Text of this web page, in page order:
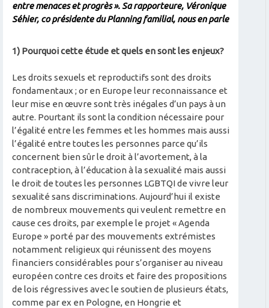
entre menaces et progrès ». Sa rapporteure, Véronique
Séhier, co présidente du Planning familial, nous en parle
1) Pourquoi cette étude et quels en sont les enjeux?
Les droits sexuels et reproductifs sont des droits
fondamentaux ; or en Europe leur reconnaissance et
leur mise en œuvre sont très inégales d’un pays à un
autre. Pourtant ils sont la condition nécessaire pour
l’égalité entre les femmes et les hommes mais aussi
l’égalité entre toutes les personnes parce qu’ils
concernent bien sûr le droit à l’avortement, à la
contraception, à l’éducation à la sexualité mais aussi
le droit de toutes les personnes LGBTQI de vivre leur
sexualité sans discriminations. Aujourd’hui il existe
de nombreux mouvements qui veulent remettre en
cause ces droits, par exemple le projet « Agenda
Europe » porté par des mouvements extrémistes
notamment religieux qui réunissent des moyens
financiers considérables pour s’organiser au niveau
européen contre ces droits et faire des propositions
de lois régressives avec le soutien de plusieurs états,
comme par ex en Pologne, en Hongrie et